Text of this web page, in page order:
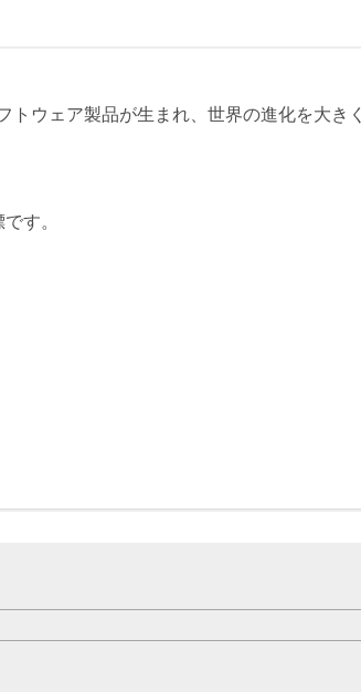
ウェア製品が生まれ、世界の進化を大きく
す。